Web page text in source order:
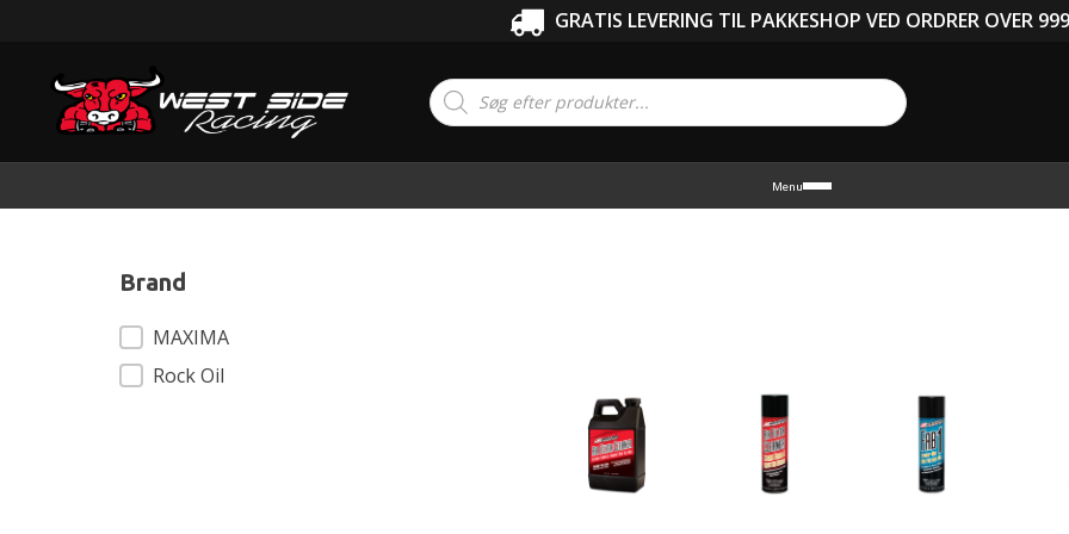
GRATIS LEVERING TIL PAKKESHOP VED ORDRER OVER
Products
search
Menu
Brand
BrandMAXIMA
Rock Oil